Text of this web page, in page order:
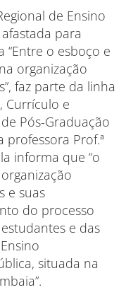
de Ensino
para
“Entre o esboço e
organização
faz parte da linha
Currículo e
Pós-Graduação
professora Prof.ª
informa que “o
e suas
do processo
e das
situada na